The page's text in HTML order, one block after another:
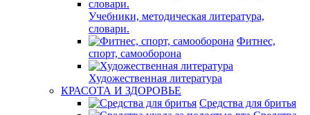
Учебники, методическая литература,
словари.
Фитнес,
спорт, самооборона
Художественная литература
КРАСОТА И ЗДОРОВЬЕ
Средства для бритья